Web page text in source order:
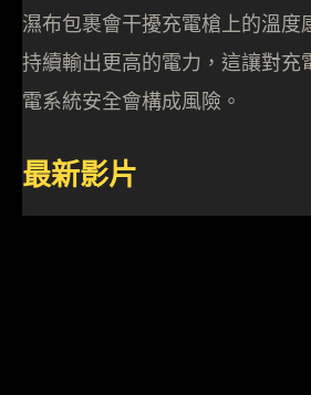
濕布包裹會干擾充電槍上的溫度
持續輸出更高的電力，這讓對充
電系統安全會構成風險。
最新影片